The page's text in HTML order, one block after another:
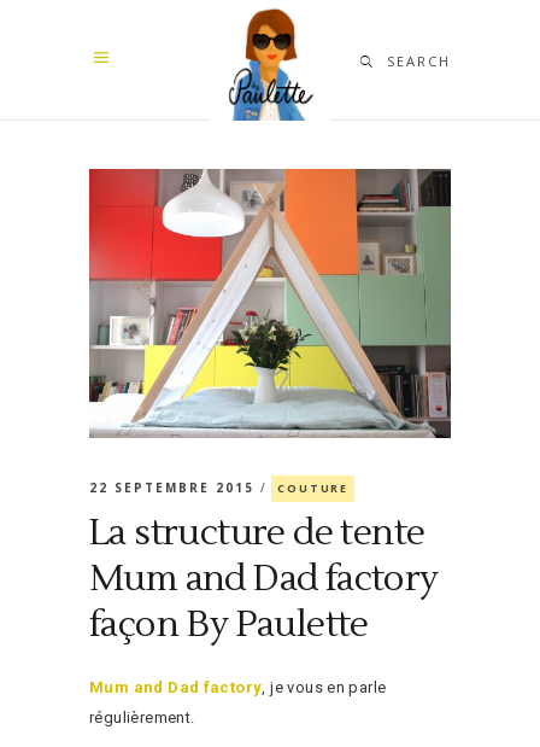
SEARCH
22 SEPTEMBRE 2015 COUTURE
La structure de tente
Mum and Dad factory
façon By Paulette
Mum and Dad factory , je vous en parle
régulièrement.